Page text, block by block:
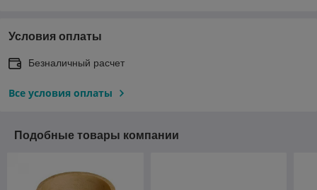
Условия оплаты
Безналичный расчет
Все условия оплаты
Подобные товары компании